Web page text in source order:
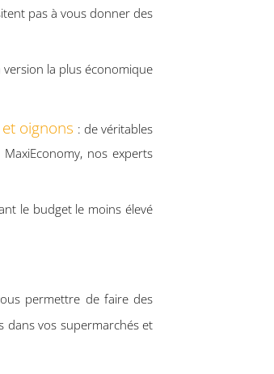
pas à vous donner des
la plus économique
oignons : de véritables
nos experts
le budget le moins élevé
permettre de faire des
vos supermarchés et